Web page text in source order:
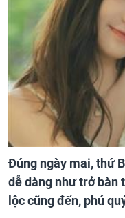
Đúng ngày mai, thứ
dễ dàng như trở bàn
lộc cũng đến, phú